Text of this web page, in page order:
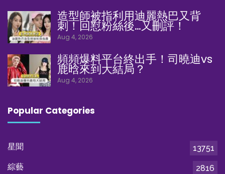
造型師被指利用迪麗熱巴又背
刺！回懟粉絲後…又刪評！
Aug 4, 2026
頻頻爆料平台終出手！司曉迪vs
鹿晗來到大結局？
Aug 4, 2026
Popular Categories
星聞
13751
綜藝
2816